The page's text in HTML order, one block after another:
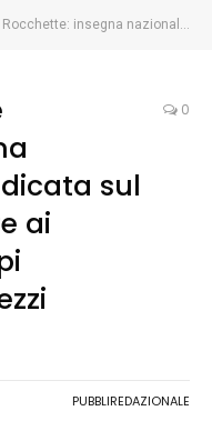
sul territorio, che offre ai consumatori ampi assortimenti e prezzi competitivi
sul
ai
0
PUBBLIREDAZIONALE